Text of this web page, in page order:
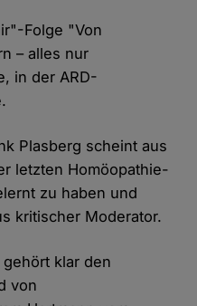
Folge "Von
– alles nur
in der ARD-
Plasberg scheint aus
letzten Homöopathie-
zu haben und
kritischer Moderator.
klar den
von